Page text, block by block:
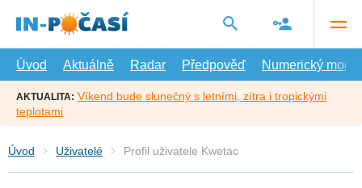
hlavní
Úvod
Aktuálně Radar Předpověď Numerický model
AKTUALITA: Víkend bude slunečný s letními, zítra i tropickými
teplotami
Úvod Uživatelé Profil uživatele Kwetac